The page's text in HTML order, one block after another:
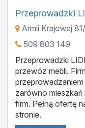
Przeprowadzki
Armii Krajowej
509 803 149
Przeprowadzki
przewóz mebli.
zarówno mieszkań
firm. Pełną ofertę
stronie.